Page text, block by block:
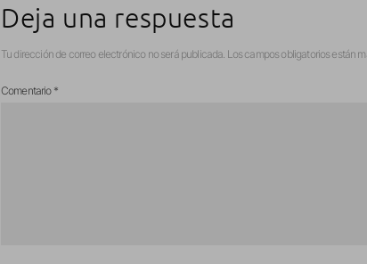
Deja una respuesta
Tu dirección de correo electrónico no será publicada. Los campos obligatorios están
Comentario *